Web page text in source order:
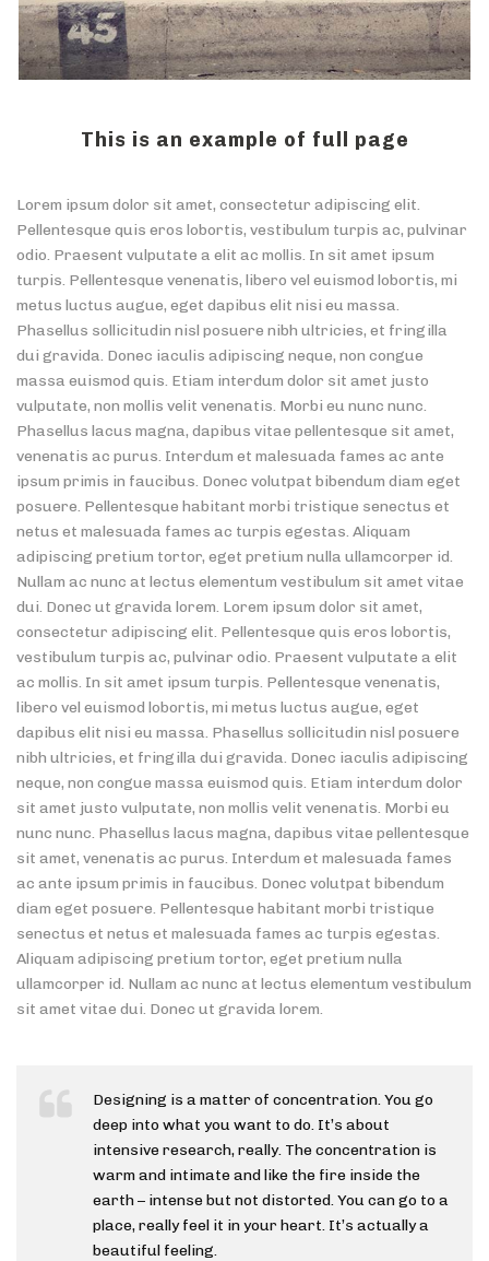
This is an example of full page
Lorem ipsum dolor sit amet, consectetur adipiscing elit.
Pellentesque quis eros lobortis, vestibulum turpis ac, pulvinar
odio. Praesent vulputate a elit ac mollis. In sit amet ipsum
turpis. Pellentesque venenatis, libero vel euismod lobortis, mi
metus luctus augue, eget dapibus elit nisi eu massa.
Phasellus sollicitudin nisl posuere nibh ultricies, et fringilla
dui gravida. Donec iaculis adipiscing neque, non congue
massa euismod quis. Etiam interdum dolor sit amet justo
vulputate, non mollis velit venenatis. Morbi eu nunc nunc.
Phasellus lacus magna, dapibus vitae pellentesque sit amet,
venenatis ac purus. Interdum et malesuada fames ac ante
ipsum primis in faucibus. Donec volutpat bibendum diam eget
posuere. Pellentesque habitant morbi tristique senectus et
netus et malesuada fames ac turpis egestas. Aliquam
adipiscing pretium tortor, eget pretium nulla ullamcorper id.
Nullam ac nunc at lectus elementum vestibulum sit amet vitae
dui. Donec ut gravida lorem. Lorem ipsum dolor sit amet,
consectetur adipiscing elit. Pellentesque quis eros lobortis,
vestibulum turpis ac, pulvinar odio. Praesent vulputate a elit
ac mollis. In sit amet ipsum turpis. Pellentesque venenatis,
libero vel euismod lobortis, mi metus luctus augue, eget
dapibus elit nisi eu massa. Phasellus sollicitudin nisl posuere
nibh ultricies, et fringilla dui gravida. Donec iaculis adipiscing
neque, non congue massa euismod quis. Etiam interdum dolor
sit amet justo vulputate, non mollis velit venenatis. Morbi eu
nunc nunc. Phasellus lacus magna, dapibus vitae pellentesque
sit amet, venenatis ac purus. Interdum et malesuada fames
ac ante ipsum primis in faucibus. Donec volutpat bibendum
diam eget posuere. Pellentesque habitant morbi tristique
senectus et netus et malesuada fames ac turpis egestas.
Aliquam adipiscing pretium tortor, eget pretium nulla
ullamcorper id. Nullam ac nunc at lectus elementum vestibulum
sit amet vitae dui. Donec ut gravida lorem.
Designing is a matter of concentration. You go
deep into what you want to do. It’s about
intensive research, really. The concentration is
warm and intimate and like the fire inside the
earth – intense but not distorted. You can go to a
place, really feel it in your heart. It’s actually a
beautiful feeling.